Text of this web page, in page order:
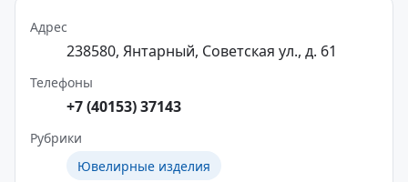
Адрес
238580, Янтарный, Советская ул., д. 61
Телефоны
+7 (40153) 37143
Рубрики
Ювелирные изделия